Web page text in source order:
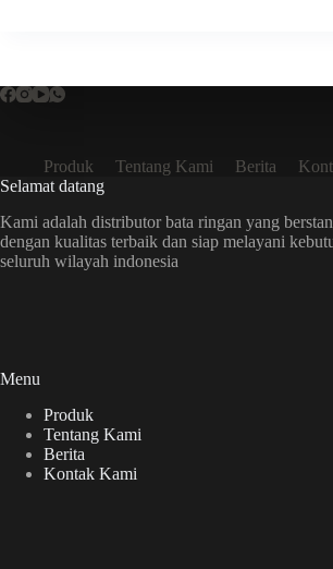
Produk Tentang Kami Berita
Selamat datang
Kami adalah distributor bata ringan yang
dengan kualitas terbaik dan siap melayani
seluruh wilayah indonesia
Menu
Produk
Tentang Kami
Berita
Kontak Kami